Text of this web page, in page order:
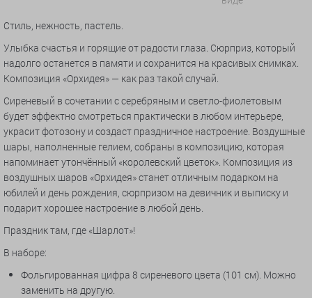
Стиль, нежность, пастель.
Улыбка счастья и горящие от радости глаза. Сюрприз, который
надолго останется в памяти и сохранится на красивых снимках.
Композиция «Орхидея» — как раз такой случай.
Сиреневый в сочетании с серебряным и светло-фиолетовым
будет эффектно смотреться практически в любом интерьере,
украсит фотозону и создаст праздничное настроение. Воздушные
шары, наполненные гелием, собраны в композицию, которая
напоминает утончённый «королевский цветок». Композиция из
воздушных шаров «Орхидея» станет отличным подарком на
юбилей и день рождения, сюрпризом на девичник и выписку и
подарит хорошее настроение в любой день.
Праздник там, где «Шарлот»!
В наборе:
Фольгированная цифра 8 сиреневого цвета (101 см). Можно
заменить на другую.